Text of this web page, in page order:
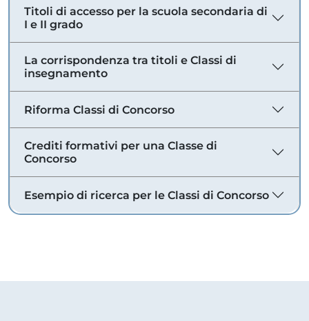
Titoli di accesso per la scuola secondaria di
I e II grado
La corrispondenza tra titoli e Classi di
insegnamento
Riforma Classi di Concorso
Crediti formativi per una Classe di
Concorso
Esempio di ricerca per le Classi di Concorso